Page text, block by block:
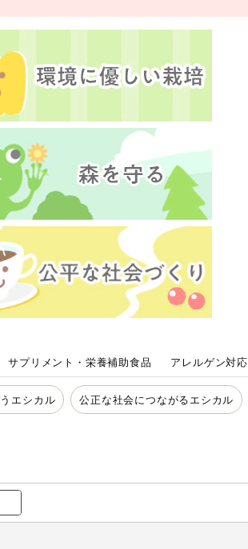
キウイフルーツ 牛肉
ッツ もも やまいも
サプリメント・栄養補助食品 アレルゲン対応
エシカル 公正な社会につながるエシカル